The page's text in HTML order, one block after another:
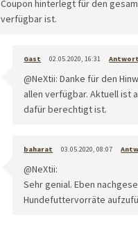
Coupon hinterlegt für den
verfügbar ist.
Gast 02.05.2020, 16:31
@NeXtii: Danke für den
allen verfügbar. Aktuell ist
dafür berechtigt ist.
baharat 03.05.2020, 08:07
@NeXtii:
Sehr genial. Eben
Hundefuttervorräte